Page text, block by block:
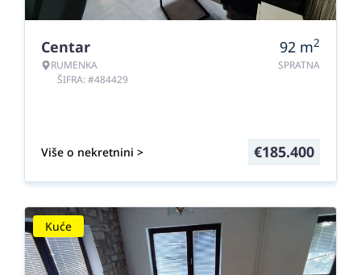
Centar
RUMENKA
ŠIFRA: #484429
92 m2
SPRATNA
Više o nekretnini > €185.400
Kuće